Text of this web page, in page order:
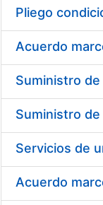
Pliego
Acuerdo
Acuerdo